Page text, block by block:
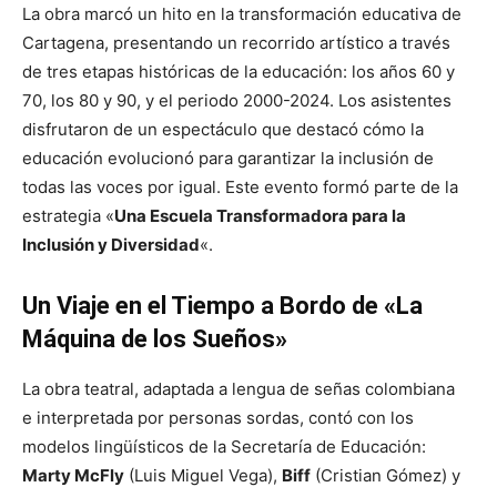
La obra marcó un hito en la transformación educativa de
Cartagena, presentando un recorrido artístico a través
de tres etapas históricas de la educación: los años 60 y
70, los 80 y 90, y el periodo 2000-2024. Los asistentes
disfrutaron de un espectáculo que destacó cómo la
educación evolucionó para garantizar la inclusión de
todas las voces por igual. Este evento formó parte de la
estrategia «Una Escuela Transformadora para la
Inclusión y Diversidad«.
Un Viaje en el Tiempo a Bordo de «La
Máquina de los Sueños»
La obra teatral, adaptada a lengua de señas colombiana
e interpretada por personas sordas, contó con los
modelos lingüísticos de la Secretaría de Educación:
Marty McFly (Luis Miguel Vega), Biff (Cristian Gómez) y